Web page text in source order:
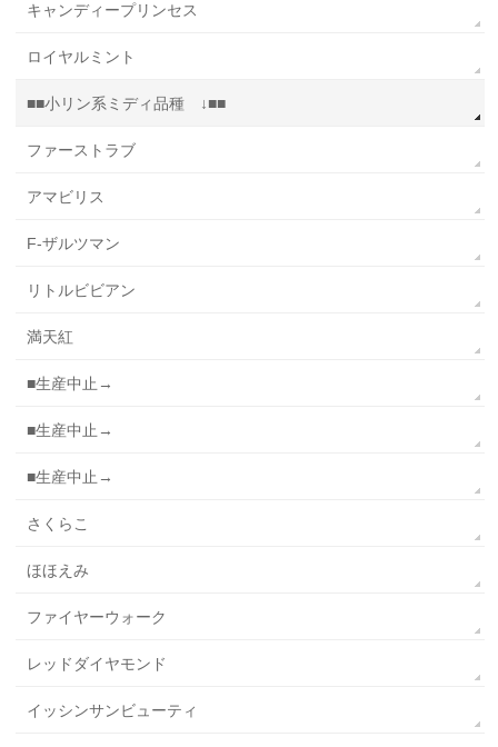
キャンディープリンセス
ロイヤルミント
■■小リン系ミディ品種 ↓■■
ファーストラブ
アマビリス
F-ザルツマン
リトルビビアン
満天紅
■生産中止→
■生産中止→
■生産中止→
さくらこ
ほほえみ
ファイヤーウォーク
レッドダイヤモンド
イッシンサンビューティ